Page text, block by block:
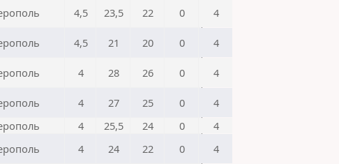
4,5 23,5 22 0 4
4,5 21 20 0 4
4 28 26 0 4
4 27 25 0
4
4 25,5 24 0
4
4 24 22 0 4